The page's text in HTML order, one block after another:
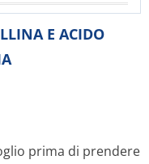
E ACIDO
prima di prendere